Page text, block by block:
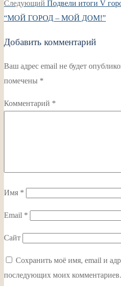
по
записям
запись:
Следующий Следующая
запись:
Подвели итоги V
“МОЙ ГОРОД – МОЙ ДОМ!”
Добавить комментарий
Ваш адрес email не будет
помечены *
Комментарий *
Имя *
Email *
Сайт
Сохранить моё имя, email и
последующих моих комментариев.